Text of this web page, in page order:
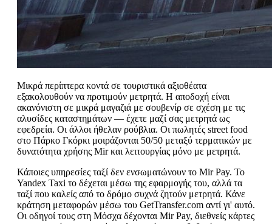
Μικρά περίπτερα κοντά σε τουριστικά αξιοθέατα
εξακολουθούν να προτιμούν μετρητά. Η αποδοχή είναι
ακανόνιστη σε μικρά μαγαζιά με σουβενίρ σε σχέση με τις
αλυσίδες καταστημάτων — έχετε μαζί σας μετρητά ως
εφεδρεία. Οι άλλοι ήθελαν ρούβλια. Οι πωλητές street food
στο Πάρκο Γκόρκι μοιράζονται 50/50 μεταξύ τερματικών με
δυνατότητα χρήσης Mir και λειτουργίας μόνο με μετρητά.
Κάποιες υπηρεσίες ταξί δεν ενσωματώνουν το Mir Pay. Το
Yandex Taxi το δέχεται μέσω της εφαρμογής του, αλλά τα
ταξί που καλείς από το δρόμο συχνά ζητούν μετρητά. Κάνε
κράτηση μεταφορών μέσω του GetTransfer.com αντί γι' αυτό.
Οι οδηγοί τους στη Μόσχα δέχονται Mir Pay, διεθνείς κάρτες